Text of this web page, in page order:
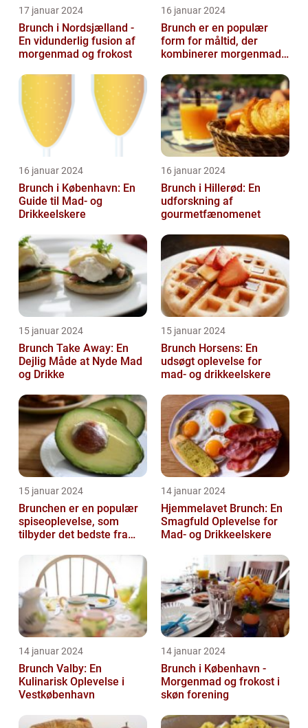
17 januar 2024
Brunch i Nordsjælland -
En vidunderlig fusion af
morgenmad og frokost
16 januar 2024
Brunch er en populær
form for måltid, der
kombinerer morgenmad
mulighed for ...
16 januar 2024
Brunch i København: En
Guide til Mad- og
Drikkeelskere
16 januar 2024
Brunch i Hillerød: En
udforskning af
gourmetfænomenet
15 januar 2024
Brunch Take Away: En
Dejlig Måde at Nyde Mad
og Drikke
15 januar 2024
Brunch Horsens: En
udsøgt oplevelse for
mad- og drikkeelskere
15 januar 2024
Brunchen er en populær
spiseoplevelse, som
tilbyder det bedste fra
frokost
14 januar 2024
Hjemmelavet Brunch: En
Smagfuld Oplevelse for
Mad- og Drikkeelskere
14 januar 2024
Brunch Valby: En
Kulinarisk Oplevelse i
Vestkøbenhavn
14 januar 2024
Brunch i København -
Morgenmad og frokost i
skøn forening